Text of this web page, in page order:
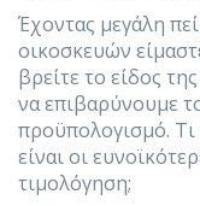
Έχοντας μεγάλη
οικοσκευών
βρείτε το είδος
να επιβαρύνουμε
προϋπολογισμό. Τι
είναι οι
τιμολόγηση;